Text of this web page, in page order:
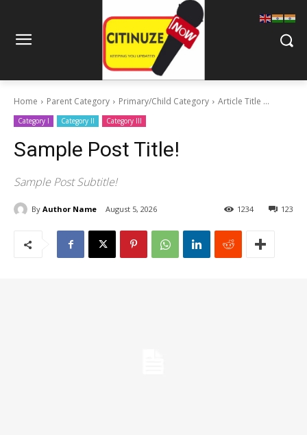
Home Parent Category Primary/Child Category Article Title ...
Category I Category II Category III
Sample Post Title!
Sample Post Subtitle!
By Author Name August 5, 2026 123
1234